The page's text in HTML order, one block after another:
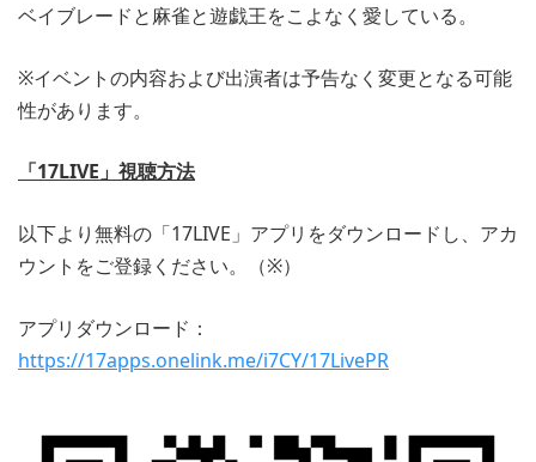
ベイブレードと麻雀と遊戯王をこよなく愛している。
※イベントの内容および出演者は予告なく変更となる可能
性があります。
「17LIVE」視聴方法
以下より無料の「17LIVE」アプリをダウンロードし、アカ
ウントをご登録ください。（※）
アプリダウンロード：
https://17apps.onelink.me/i7CY/17LivePR